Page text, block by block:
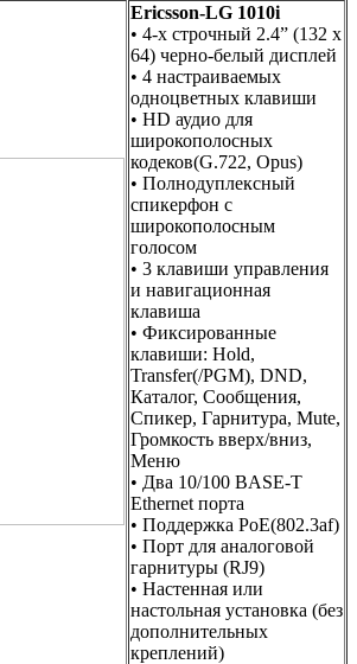
Ericsson-LG 1010i
• 4-х строчный 2.4” (132 x
64) черно-белый дисплей
• 4 настраиваемых
одноцветных клавиши
• HD аудио для
широкополосных
кодеков(G.722, Opus)
• Полнодуплексный
спикерфон с
широкополосным
голосом
• 3 клавиши управления
и навигационная
клавиша
• Фиксированные
клавиши: Hold,
Transfer(/PGM), DND,
Каталог, Сообщения,
Спикер, Гарнитура, Mute,
Громкость вверх/вниз,
Меню
• Два 10/100 BASE-T
Ethernet порта
• Поддержка PoE(802.3af)
• Порт для аналоговой
гарнитуры (RJ9)
• Настенная или
настольная установка (без
дополнительных
креплений)